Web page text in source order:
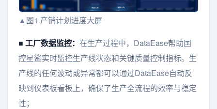
▲图1 产销计划进度大屏
■ 工厂数据监控： 在生产过程中，DataEase帮助国
控星鲨实时监控生产线状态和关键质量控制指标。生
产线的任何波动或异常都可以通过DataEase自动反
映到仪表板看板上，确保了生产全流程的效率与稳定
性；